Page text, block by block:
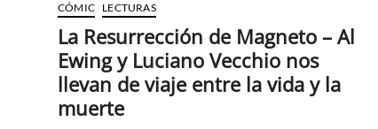
CÓMIC LECTURAS
La Resurrección de Magneto – Al
Ewing y Luciano Vecchio nos
llevan de viaje entre la vida y la
muerte